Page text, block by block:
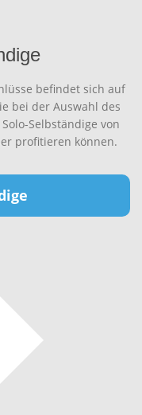
befindet sich auf
bei der Auswahl des
Selbständige von
profitieren können.